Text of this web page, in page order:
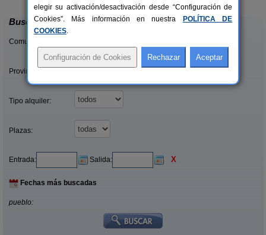
Buscar
Comunidades:
Provincias/Islas:
Tipo alquiler:
Plazas:
Entrada: Salida: X
Fechas más buscadas
pueblo:
elegir su activación/desactivación desde “Configuración de
Cookies”. Más información en nuestra
POLÍTICA DE
COOKIES.